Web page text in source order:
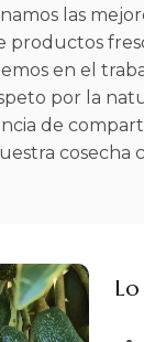
las
productos
en el
por la
de
cosecha